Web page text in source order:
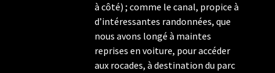
à côté) ; comme le canal, propice à
d’intéressantes randonnées, que
nous avons longé à maintes
reprises en voiture, pour accéder
aux rocades, à destination du parc